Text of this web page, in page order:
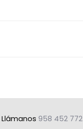
Llámanos 958 452 772